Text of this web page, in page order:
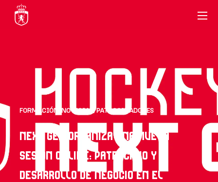
FORMACIÓN NOTICIAS ,PATROCINADORES
NEXT GEN ORGANIZA UNA NUEVA
SESIÓN ONLINE: PATROCINIO Y
DESARROLLO DE NEGOCIO EN EL